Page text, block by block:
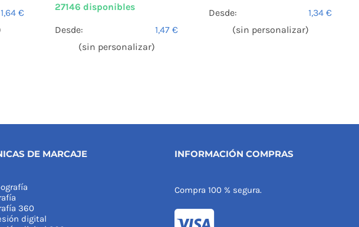
1,64€
27146 disponibles
Desde: 1,47€
(sin personalizar)
Desde: 1,34€
(sin personalizar)
DE MARCAJE
360
digital
INFORMACIÓN COMPRAS
Compra 100 % segura.